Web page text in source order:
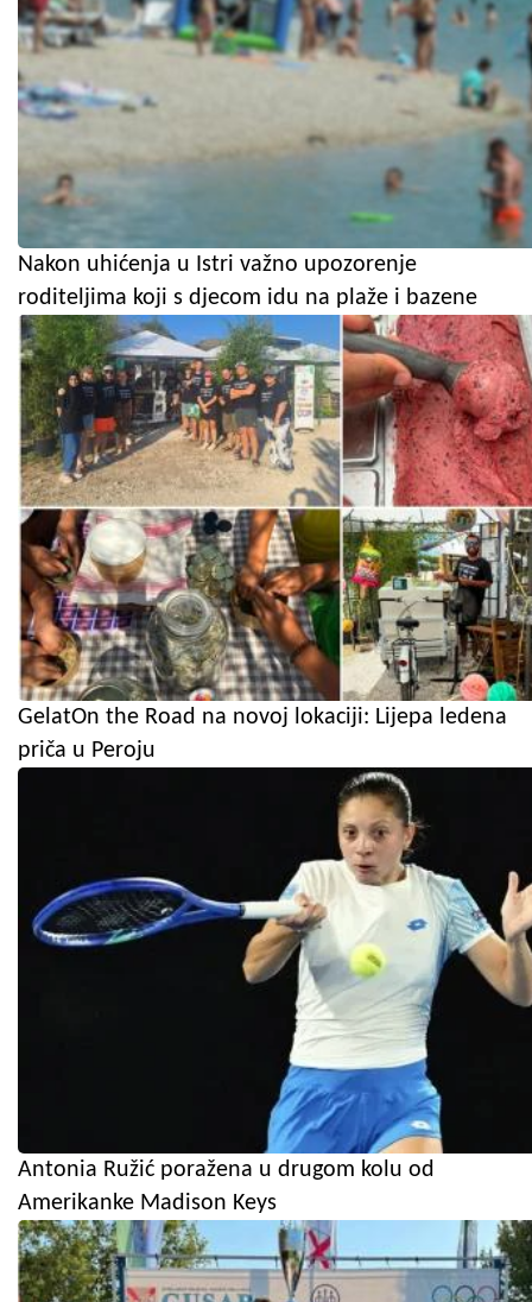
Nakon uhićenja u Istri važno upozorenje
roditeljima koji s djecom idu na plaže i bazene
GelatOn the Road na novoj lokaciji: Lijepa ledena
priča u Peroju
Antonia Ružić poražena u drugom kolu od
Amerikanke Madison Keys